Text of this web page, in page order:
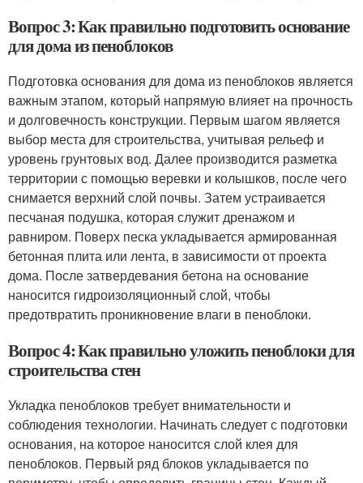
Вопрос 3: Как правильно подготовить основание
для дома из пеноблоков
Подготовка основания для дома из пеноблоков является
важным этапом, который напрямую влияет на прочность
и долговечность конструкции. Первым шагом является
выбор места для строительства, учитывая рельеф и
уровень грунтовых вод. Далее производится разметка
территории с помощью веревки и колышков, после чего
снимается верхний слой почвы. Затем устраивается
песчаная подушка, которая служит дренажом и
равниром. Поверх песка укладывается армированная
бетонная плита или лента, в зависимости от проекта
дома. После затвердевания бетона на основание
наносится гидроизоляционный слой, чтобы
предотвратить проникновение влаги в пеноблоки.
Вопрос 4: Как правильно уложить пеноблоки для
строительства стен
Укладка пеноблоков требует внимательности и
соблюдения технологии. Начинать следует с подготовки
основания, на которое наносится слой клея для
пеноблоков. Первый ряд блоков укладывается по